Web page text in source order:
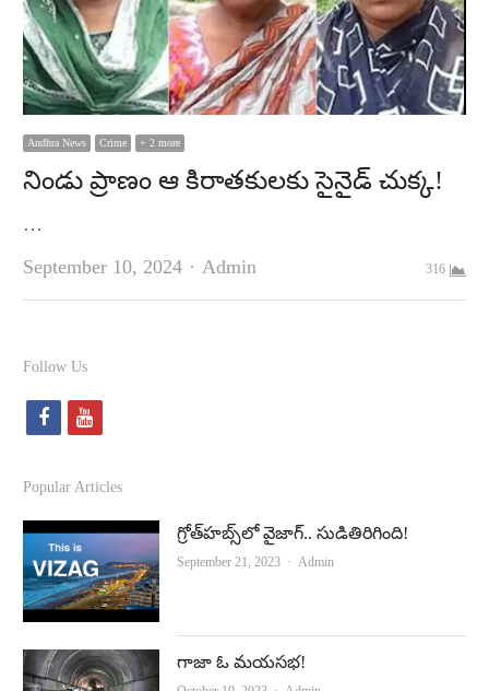
Andhra News Crime + 2 more
నిండు ప్రాణం ఆ కిరాతకులకు సైనైడ్‌ చుక్క!
…
September 10, 2024
Author
Admin 316
Follow Us
f
c
e
b
o
o
k
y
u
t
u
b
e
Popular Articles
గ్రోత్‌హబ్స్‌లో వైజాగ్‌.. సుడితిరిగింది!
September 21, 2023 Author
Admin
గాజా ఓ మయసభ!